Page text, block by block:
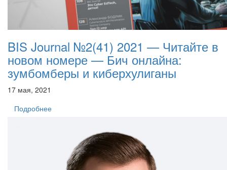
BIS Journal №2(41) 2021 — Читайте в
новом номере — Бич онлайна:
зумбомберы и киберхулиганы
17 мая, 2021
Подробнее